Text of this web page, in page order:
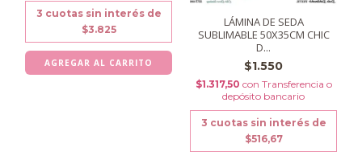
3 cuotas sin interés de
$3.825
LÁMINA DE SEDA
SUBLIMABLE 50X35CM CHIC
D...
$1.550
$1.317,50 con Transferencia o
depósito bancario
3 cuotas sin interés de
$516,67